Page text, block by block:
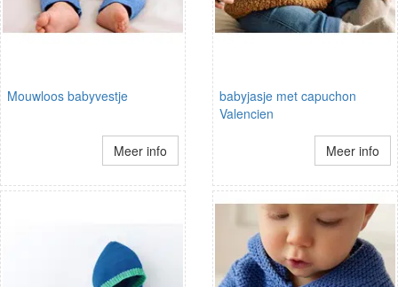
Mouwloos babyvestje
Meer info
babyjasje met capuchon
Valencien
Meer info